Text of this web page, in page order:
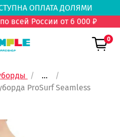
ОПЛАТА
всей России от 6 000 ₽
0
...
ProSurf Seamless